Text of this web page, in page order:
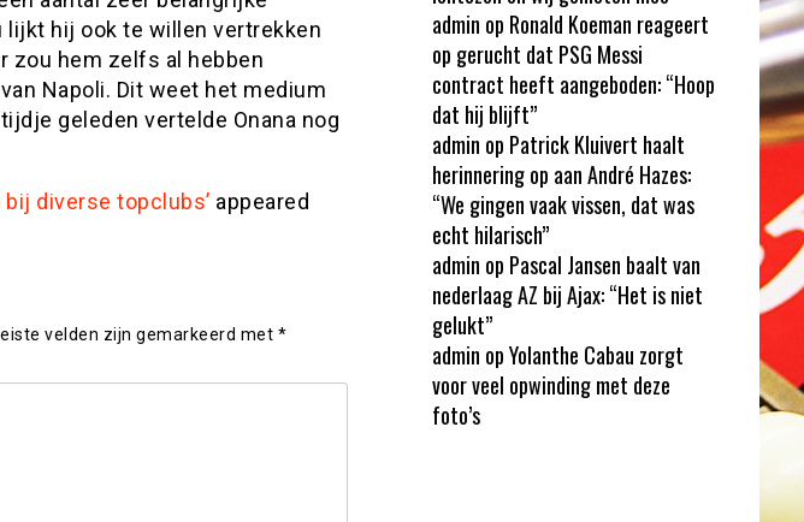
lijkt hij ook te willen vertrekken
zou hem zelfs al hebben
Napoli. Dit weet het medium
geleden vertelde Onana nog
bij diverse topclubs’ appeared
velden zijn gemarkeerd met *
admin op Ronald Koeman reageert
op gerucht dat PSG Messi
contract heeft aangeboden: “Hoop
dat hij blijft”
admin op Patrick Kluivert haalt
herinnering op aan André Hazes:
“We gingen vaak vissen, dat was
echt hilarisch”
admin op Pascal Jansen baalt van
nederlaag AZ bij Ajax: “Het is niet
gelukt”
admin opYolanthe Cabau zorgt
voor veel opwinding met deze
foto’s